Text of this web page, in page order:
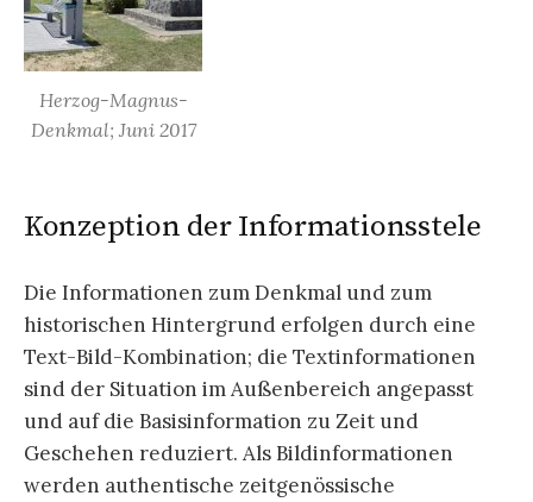
Herzog-Magnus-
Denkmal; Juni 2017
Konzeption der Informationsstele
Die Informationen zum Denkmal und zum
historischen Hintergrund erfolgen durch eine
Text-Bild-Kombination; die Textinformationen
sind der Situation im Außenbereich angepasst
und auf die Basisinformation zu Zeit und
Geschehen reduziert. Als Bildinformationen
werden authentische zeitgenössische